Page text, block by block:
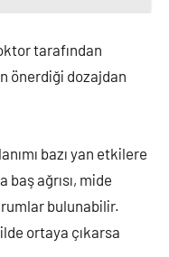
tarafından
önerdiği dozajdan
bazı yan etkilere
ağrısı, mide
bulunabilir.
ortaya çıkarsa